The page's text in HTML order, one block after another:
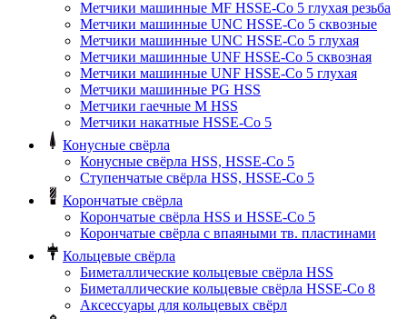
Метчики машинные MF HSSE-Co 5 глухая резьба
Метчики машинные UNC HSSE-Co 5 сквозные
Метчики машинные UNC HSSE-Co 5 глухая
Метчики машинные UNF HSSE-Co 5 сквозная
Метчики машинные UNF HSSE-Co 5 глухая
Метчики машинные PG HSS
Метчики гаечные M HSS
Метчики накатные HSSE-Co 5
Конусные свёрла
Конусные свёрла HSS, HSSE-Co 5
Ступенчатые свёрла HSS, HSSE-Co 5
Корончатые свёрла
Корончатые свёрла HSS и HSSE-Co 5
Корончатые свёрла с впаяными тв. пластинами
Кольцевые свёрла
Биметаллические кольцевые свёрла HSS
Биметаллические кольцевые свёрла HSSE-Co 8
Аксессуары для кольцевых свёрл